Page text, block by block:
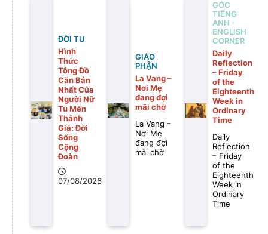
ĐỜI TU
Hình
Thức
Tông Đồ
Căn Bản
Nhất Của
Người Nữ
Tu Mến
Thánh
Giá: Đời
Sống
Cộng
Đoàn
07/08/2026
GIÁO
PHẬN
La Vang –
Nơi Mẹ
đang đợi
mãi chờ
La Vang –
Nơi Mẹ
đang đợi
mãi chờ
GÓC
TIẾNG
ANH -
ENGLISH
CORNER
Daily
Reflection
– Friday
of the
Eighteenth
Week in
Ordinary
Time
Daily
Reflection
– Friday
of the
Eighteenth
Week in
Ordinary
Time